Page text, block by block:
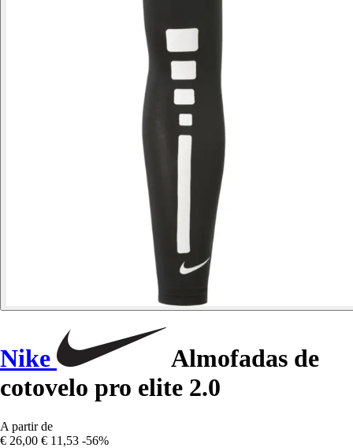
Nike
Almofadas de
cotovelo pro elite 2.0
A partir de
€ 26,00 € 11,53 -56%